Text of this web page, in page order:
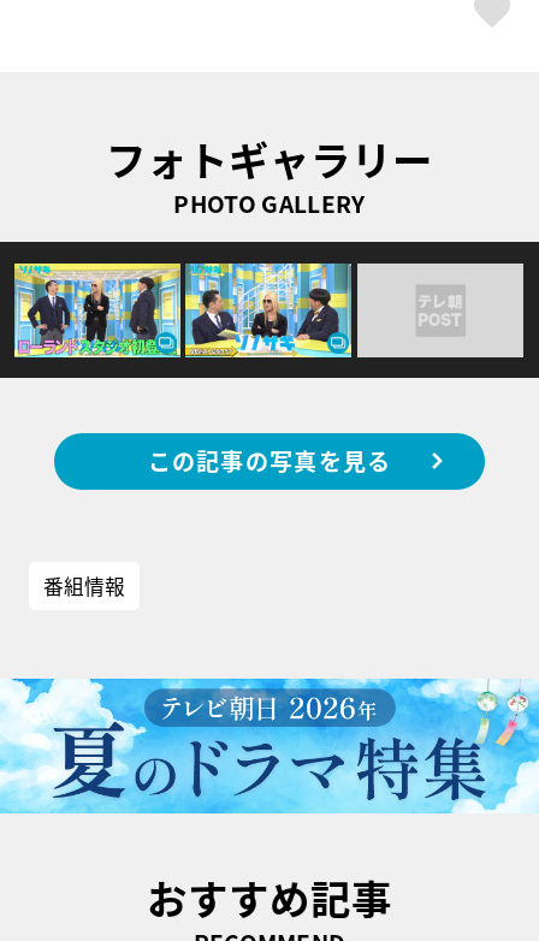
フォトギャラリー
PHOTO GALLERY
この記事の写真を見る
番組情報
おすすめ記事